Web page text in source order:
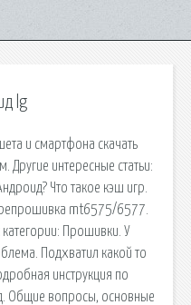
lg
и смартфона скачать
Другие интересные статьи:
Что такое кэш игр.
mt6575/6577.
категории: Прошивки. У
Подхватил какой то
инструкция по
Общие вопросы, основные